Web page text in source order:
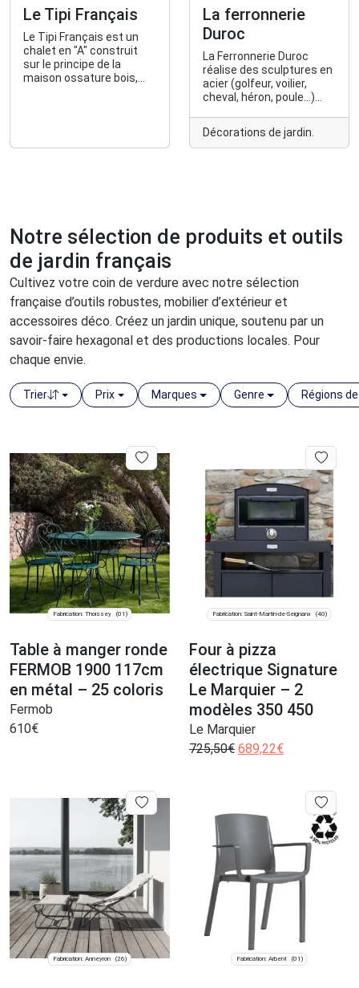
Le Tipi Français
Le Tipi Français est un
chalet en "A" construit
sur le principe de la
maison ossature bois,
La ferronnerie
Duroc
La Ferronnerie Duroc
réalise des sculptures en
acier (golfeur, voilier,
cheval, héron, poule...)
Décorations de jardin.
Notre sélection de produits et outils
de jardin français
Cultivez votre coin de verdure avec notre sélection
française d’outils robustes, mobilier d’extérieur et
accessoires déco. Créez un jardin unique, soutenu par un
savoir-faire hexagonal et des productions locales. Pour
chaque envie.
Trier Prix Marques Genre Régions
Fabrication: Thoissey (01)
Table à manger ronde
FERMOB 1900 117cm
en métal – 25 coloris
Fermob
610€
Fabrication: Saint-Martin-de-Seignanx (40)
Four à pizza
électrique Signature
Le Marquier – 2
modèles 350 450
Le Marquier
725,50€ 689,22€
Fabrication: Anneyron (26) Fabrication: Arbent (01)